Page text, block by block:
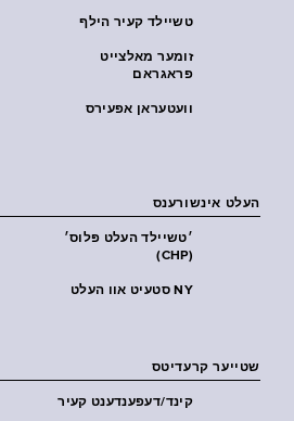
טשיילד קעיר הילף
זומער מאלצייט
פראגראם
וועטעראן אפעירס
העלט אינשורענס
׳טשיילד העלט פּלוס׳
(CHP)
NY סטעיט אוו העלט
שטייער קרעדיטס
קינד/דעפענדענט קעיר